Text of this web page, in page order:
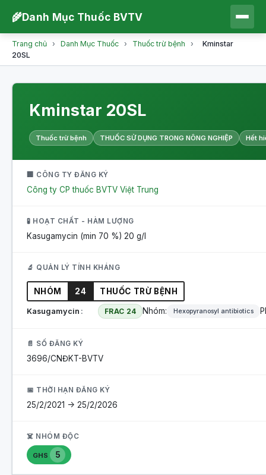
🌾Danh Mục Thuốc BVTV
Trang chủ › Danh Mục Thuốc › Thuốc trừ bệnh ›
Kminstar
20SL
Kminstar 20SL
Thuốc trừ bệnh THUỐC SỬ DỤNG TRONG NÔNG NGHIỆP Hết
🏢 CÔNG TY ĐĂNG KÝ
Công ty CP thuốc BVTV Việt Trung
🧪 HOẠT CHẤT - HÀM LƯỢNG
Kasugamycin (min 70 %) 20 g/l
🔬 QUẢN LÝ TÍNH KHÁNG
NHÓM 24 THUỐC TRỪ BỆNH
Kasugamycin FRAC 24 Nhóm: Hexopyranosyl antibiotics
📄 SỐ ĐĂNG KÝ
3696/CNĐKT-BVTV
📅 THỜI HẠN ĐĂNG KÝ
25/2/2021 -> 25/2/2026
☠️ NHÓM ĐỘC
GHS 5